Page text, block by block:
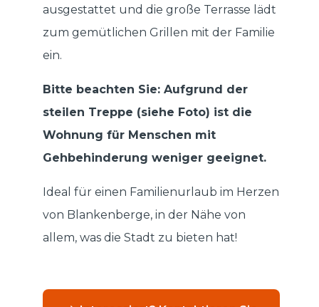
ausgestattet und die große Terrasse lädt
zum gemütlichen Grillen mit der Familie
ein.
Bitte beachten Sie: Aufgrund der
steilen Treppe (siehe Foto) ist die
Wohnung für Menschen mit
Gehbehinderung weniger geeignet.
Ideal für einen Familienurlaub im Herzen
von Blankenberge, in der Nähe von
allem, was die Stadt zu bieten hat!